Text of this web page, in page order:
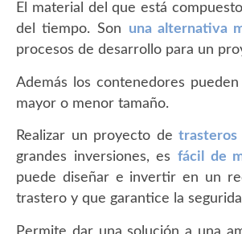
El material del que está
del tiempo. Son una alternativa
procesos de desarrollo para un
Además los contenedores
mayor o menor tamaño.
Realizar un proyecto de trasteros
grandes inversiones, es fácil de
puede diseñar e invertir en un
trastero y que garantice la